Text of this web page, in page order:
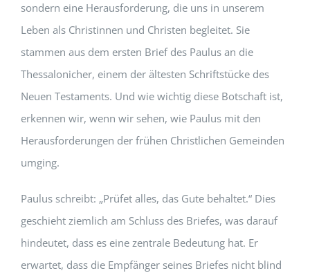
sondern eine Herausforderung, die uns in unserem
Leben als Christinnen und Christen begleitet. Sie
stammen aus dem ersten Brief des Paulus an die
Thessalonicher, einem der ältesten Schriftstücke des
Neuen Testaments. Und wie wichtig diese Botschaft ist,
erkennen wir, wenn wir sehen, wie Paulus mit den
Herausforderungen der frühen Christlichen Gemeinden
umging.
Paulus schreibt: „Prüfet alles, das Gute behaltet.“ Dies
geschieht ziemlich am Schluss des Briefes, was darauf
hindeutet, dass es eine zentrale Bedeutung hat. Er
erwartet, dass die Empfänger seines Briefes nicht blind